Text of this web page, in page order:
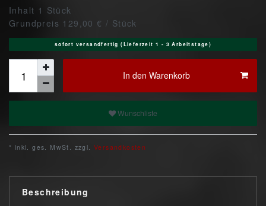
Inhalt 1 Stück
Grundpreis 129,00 € / Stück
sofort versandfertig (Lieferzeit 1 - 3 Arbeitstage)
In den Warenkorb
Wunschliste
* inkl. ges. MwSt. zzgl. Versandkosten
Beschreibung